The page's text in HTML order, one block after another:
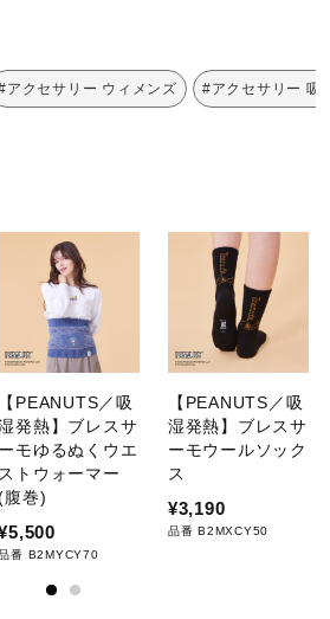
ン仕上げ禁止
イクリーニング禁止
作によるウエットクリーニン
きる
アクセサリー ウィメンズ #アクセサリー 吸
【PEANUTS／吸
発熱】ブレスサ
ーモゆるぬくウエ
ストウォーマー
腹巻)
番 B2MYCY70
【PEANUTS／吸
湿発熱】ブレスサ
ーモウールソック
ス
¥3,190
品番 B2MXCY50